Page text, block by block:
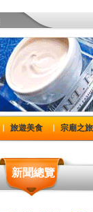
旅遊美食 宗廟之旅
新聞總覽